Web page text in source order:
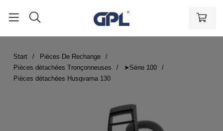
Start
Pièces De Rechange
Pièces détachées Tronçonneuses
➤Série 100
Pièces détachées Husqvarna 130